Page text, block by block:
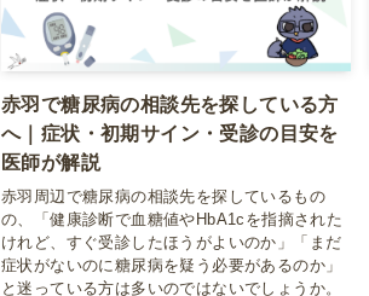
赤羽で糖尿病の相談先を探している方
へ｜症状・初期サイン・受診の目安を
医師が解説
赤羽周辺で糖尿病の相談先を探しているもの
の、「健康診断で血糖値やHbA1cを指摘された
けれど、すぐ受診したほうがよいのか」「まだ
症状がないのに糖尿病を疑う必要があるのか」
と迷っている方は多いのではないでしょうか。